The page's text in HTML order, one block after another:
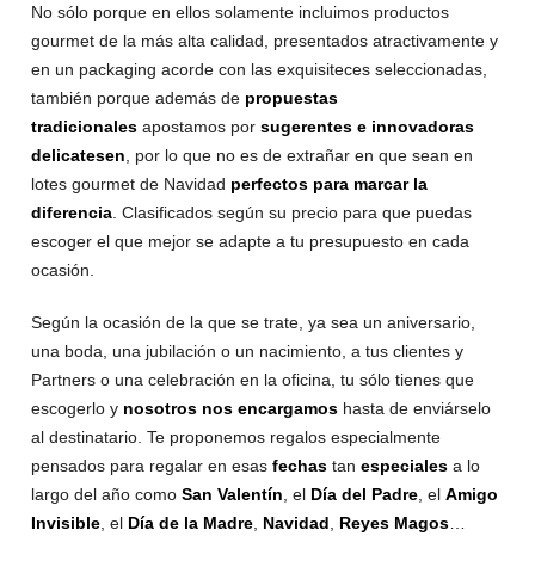
No sólo porque en ellos solamente incluimos productos
gourmet de la más alta calidad, presentados atractivamente y
en un packaging acorde con las exquisiteces seleccionadas,
también porque además de propuestas
tradicionales apostamos porsugerentes e innovadoras
delicatesen , por lo que no es de extrañar en que sean en
lotes gourmet de Navidad perfectos para marcar la
diferencia . Clasificados según su precio para que puedas
escoger el que mejor se adapte a tu presupuesto en cada
ocasión.
Según la ocasión de la que se trate, ya sea un aniversario,
una boda, una jubilación o un nacimiento, a tus clientes y
Partners o una celebración en la oficina, tu sólo tienes que
escogerlo y nosotros nos encargamos hasta de enviárselo
al destinatario. Te proponemos regalos especialmente
pensados para regalar en esasfechas tanespeciales a lo
largo del año comoSan Valentín , el Día del Padre , elAmigo
Invisible , el Día de la Madre Navidad Reyes Magos